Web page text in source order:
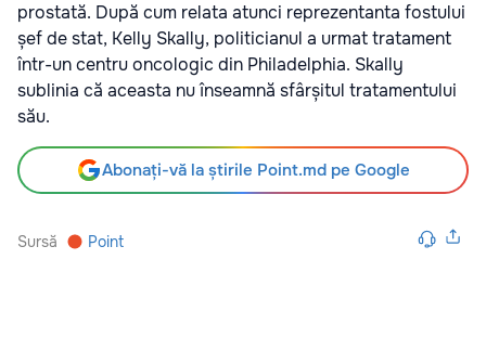
prostată. După cum relata atunci reprezentanta fostului
șef de stat, Kelly Skally, politicianul a urmat tratament
într-un centru oncologic din Philadelphia. Skally
sublinia că aceasta nu înseamnă sfârșitul tratamentului
său.
Abonați-vă la știrile Point.md pe Google
Sursă Point